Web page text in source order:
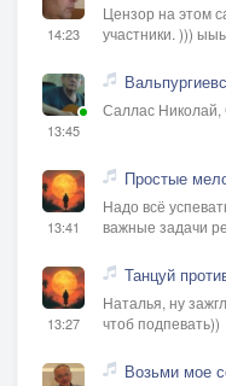
14:23
Цензор на этом
участники. )))
13:45
Саллас Николай,
13:41
Простые
Надо всё
важные задачи
13:27
Танцуй
Наталья, ну
чтоб подпевать))
Возьми мое